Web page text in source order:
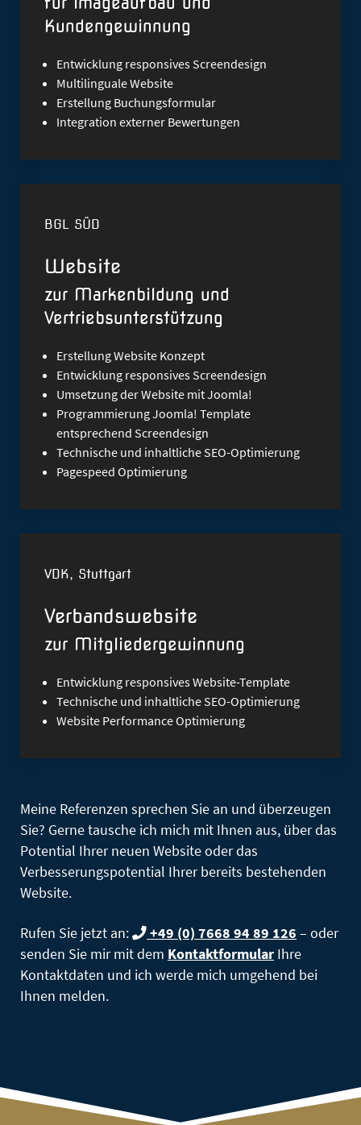
Kundengewinnung
Entwicklung responsives Screendesign
Multilinguale Website
Erstellung Buchungsformular
Integration externer Bewertungen
BGL SÜD
Website
zur Markenbildung und
Vertriebsunterstützung
Erstellung Website Konzept
Entwicklung responsives Screendesign
Umsetzung der Website mit Joomla!
Programmierung Joomla! Template
entsprechend Screendesign
Technische und inhaltliche SEO-Optimierung
Pagespeed Optimierung
VDK, Stuttgart
Verbandswebsite
zur Mitgliedergewinnung
Entwicklung responsives Website-Template
Technische und inhaltliche SEO-Optimierung
Website Performance Optimierung
Meine Referenzen sprechen Sie an und überzeugen
Sie? Gerne tausche ich mich mit Ihnen aus, über das
Potential Ihrer neuen Website oder das
Verbesserungspotential Ihrer bereits bestehenden
Website.
Rufen Sie jetzt an: +49 (0) 7668 94 89 126 – oder
senden Sie mir mit dem Kontaktformular Ihre
Kontaktdaten und ich werde mich umgehend bei
Ihnen melden.